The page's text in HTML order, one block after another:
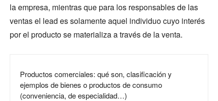
la empresa, mientras que para los responsables de las
ventas el lead es solamente aquel individuo cuyo interés
por el producto se materializa a través de la venta.
Productos comerciales: qué son, clasificación y
ejemplos de bienes o productos de consumo
(conveniencia, de especialidad…)